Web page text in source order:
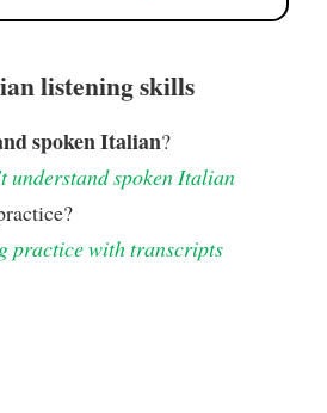
listening skills
spoken Italian?
understand spoken Italian
practice with transcripts